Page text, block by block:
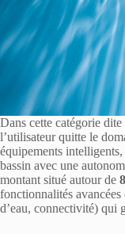
Dans cette catégorie dite
l’utilisateur quitte le
équipements
bassin avec une
montant situé autour de
fonctionnalités
d’eau, connectivité) qui